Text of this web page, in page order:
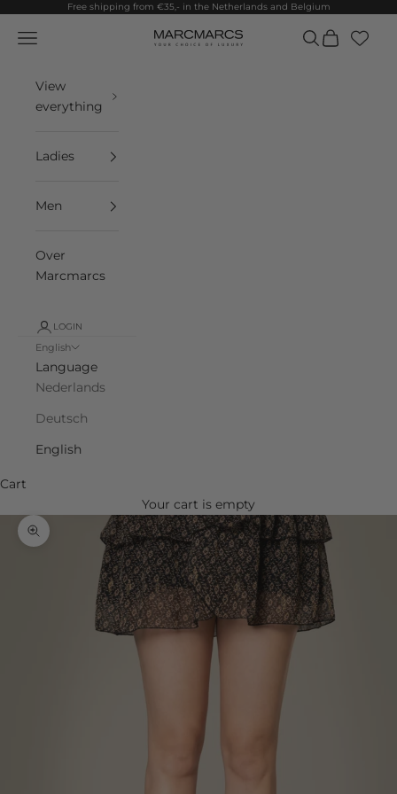
Skip to contentFree shipping from €35,- in the Netherlands and Belgium
MarcMarcs
Navigation menu Search
Cart
View
everything
Ladies
Men
Over
Marcmarcs
LOGIN
English
Language
Nederlands
Deutsch
English
Cart
Your cart is empty
Zoom picture